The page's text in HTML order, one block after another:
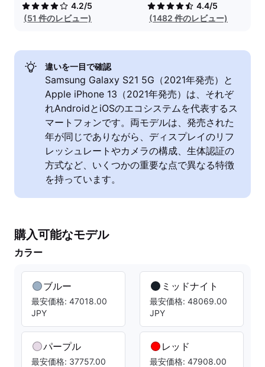
4.2/5
(51 件のレビュー)
4.4/5
(1482 件のレビュー)
違いを一目で確認
Samsung Galaxy S21 5G（2021年発売）と
Apple iPhone 13（2021年発売）は、それぞ
れAndroidとiOSのエコシステムを代表するス
マートフォンです。両モデルは、発売された
年が同じでありながら、ディスプレイのリフ
レッシュレートやカメラの構成、生体認証の
方式など、いくつかの重要な点で異なる特徴
を持っています。
購入可能なモデル
カラー
ブルー
最安価格: 47018.00
JPY
パープル
最安価格: 37757.00
ミッドナイト
最安価格: 48069.00
JPY
レッド
最安価格: 47908.00